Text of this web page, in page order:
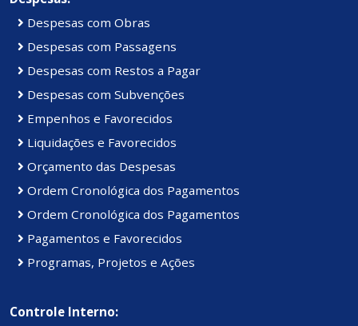
Despesas com Obras
Despesas com Passagens
Despesas com Restos a Pagar
Despesas com Subvenções
Empenhos e Favorecidos
Liquidações e Favorecidos
Orçamento das Despesas
Ordem Cronológica dos Pagamentos
Ordem Cronológica dos Pagamentos
Pagamentos e Favorecidos
Programas, Projetos e Ações
Controle Interno: